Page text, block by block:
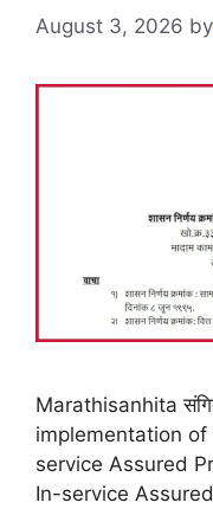
August 3, 2026 by
Marathisanhita
implementation
service Assured
In-service